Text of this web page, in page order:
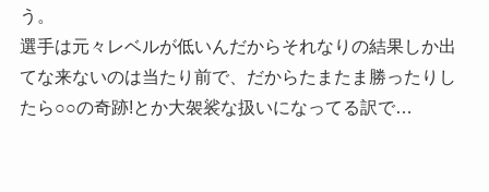
う。
選手は元々レベルが低いんだからそれなりの結果しか出
てな来ないのは当たり前で、だからたまたま勝ったりし
たら○○の奇跡!とか大袈裟な扱いになってる訳で…